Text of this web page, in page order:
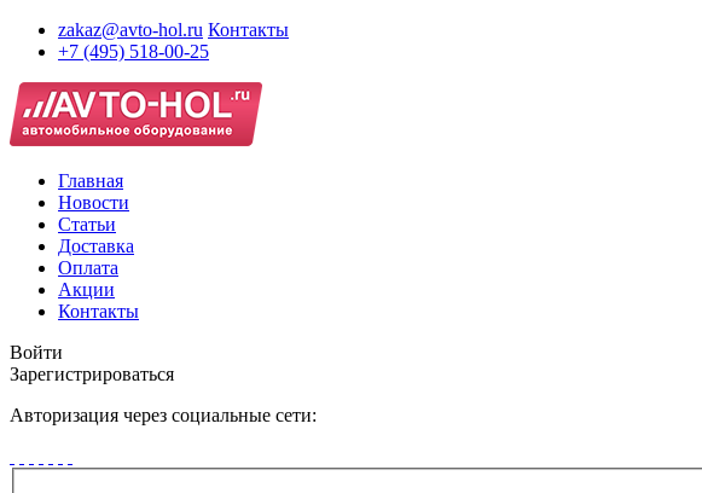
zakaz@avto-hol.ru Контакты
+7 (495) 518-00-25
Главная
Новости
Статьи
Доставка
Оплата
Акции
Контакты
Войти
Зарегистрироваться
Авторизация через социальные сети: